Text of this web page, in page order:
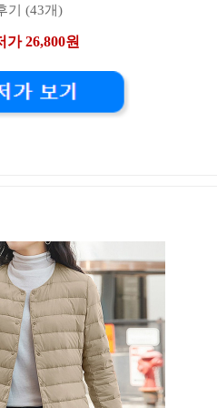
기 (43개)
가 26,800원